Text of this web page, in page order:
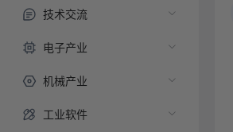
技术交流
电子产业
机械产业
工业软件